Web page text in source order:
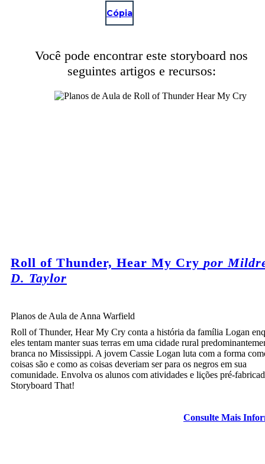
Cópia
Você pode encontrar este storyboard nos
seguintes artigos e recursos:
Roll of Thunder, Hear My Cry por
D. Taylor
Planos de Aula de Anna Warfield
Roll of Thunder, Hear My Cry conta a história da família Logan
eles tentam manter suas terras em uma cidade rural
branca no Mississippi. A jovem Cassie Logan luta com a forma
coisas são e como as coisas deveriam ser para os negros em sua
comunidade. Envolva os alunos com atividades e lições pré-
Storyboard That!
Consulte Mais